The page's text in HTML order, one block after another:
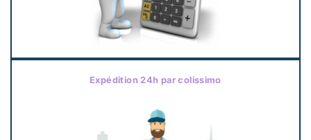
Expédition 24h par colissimo